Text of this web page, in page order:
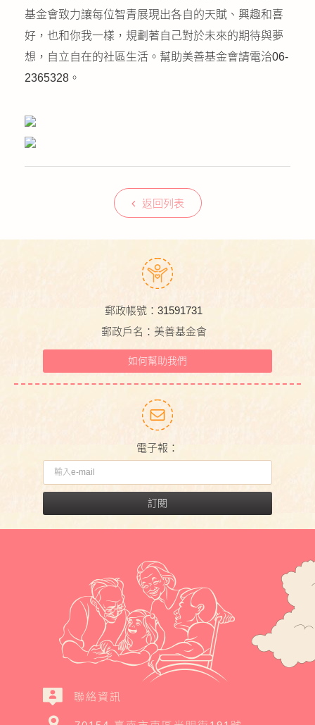
基金會致力讓每位智青展現出各自的天賦、興趣和喜
好，也和你我一樣，規劃著自己對於未來的期待與夢
想，自立自在的社區生活。幫助美善基金會請電洽06-
2365328。
返回列表
郵政帳號：31591731
郵政戶名：美善基金會
如何幫助我們
電子報：
訂閱
聯絡資訊